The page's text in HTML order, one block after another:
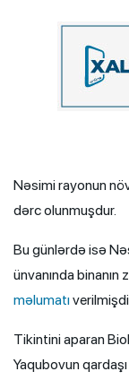
Nəsimi rayonun
dərc olunmuşdur.
Bu günlərdə isə
ünvanında binanın
məlumatı
Tikintini aparan
Yaqubovun